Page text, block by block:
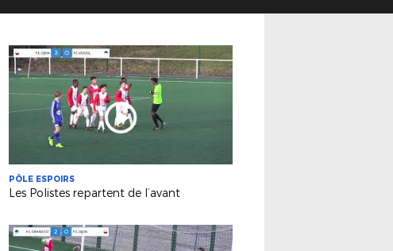
PÔLE ESPOIRS
Les Polistes repartent de l’avant